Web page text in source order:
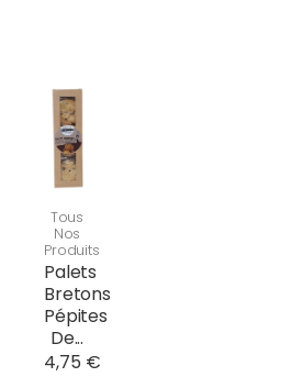
Tous
Nos
Produits
Palets
Bretons
Pépites
De...
4,75 €